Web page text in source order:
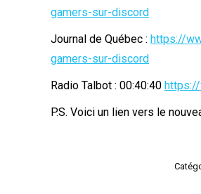
gamers-sur-discord
Journal de Québec : https://
gamers-sur-discord
Radio Talbot : 00:40:40
P.S. Voici un lien vers le